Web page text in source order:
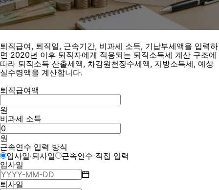
퇴직급여, 퇴직일, 근속기간, 비과세 소득, 기납부세액을 입력하
면 2020년 이후 퇴직자에게 적용되는 퇴직소득세 계산 구조에
따라 퇴직소득 산출세액, 차감원천징수세액, 지방소득세, 예상
실수령액을 계산합니다.
퇴직급여액
원
비과세 소득
원
근속연수 입력 방식
입사일·퇴사일
근속연수 직접 입력
입사일
퇴사일